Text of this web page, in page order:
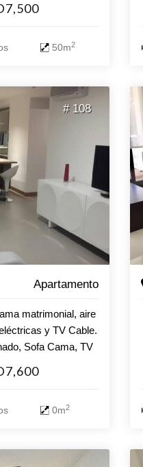
mucamas todos los
50m2
# 108
Apartamento
matrimonial, aire
y TV Cable.
Sofa Cama, TV
y todo lo necesario
de mucamas.
y adolecentes,
0m2